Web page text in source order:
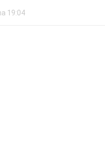
19:04